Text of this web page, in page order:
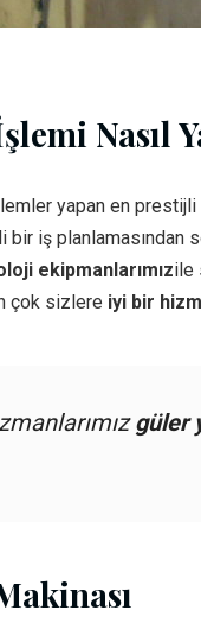
Nasıl
yapan en prestijli
iş planlamasından
ekipmanlarımızile
çok sizlere iyi bir
güler